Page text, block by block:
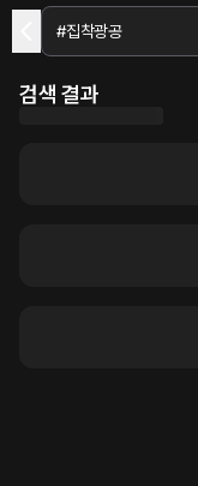
검색 결과